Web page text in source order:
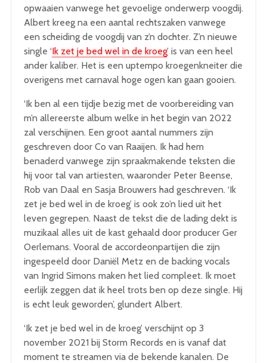
opwaaien vanwege het gevoelige onderwerp voogdij.
Albert kreeg na een aantal rechtszaken vanwege
een scheiding de voogdij van z’n dochter. Z’n nieuwe
single ‘Ik zet je bed wel in de kroeg’ is van een heel
ander kaliber. Het is een uptempo kroegenkneiter die
overigens met carnaval hoge ogen kan gaan gooien.
‘Ik ben al een tijdje bezig met de voorbereiding van
m’n allereerste album welke in het begin van 2022
zal verschijnen. Een groot aantal nummers zijn
geschreven door Co van Raaijen. Ik had hem
benaderd vanwege zijn spraakmakende teksten die
hij voor tal van artiesten, waaronder Peter Beense,
Rob van Daal en Sasja Brouwers had geschreven. ‘Ik
zet je bed wel in de kroeg’ is ook zo’n lied uit het
leven gegrepen. Naast de tekst die de lading dekt is
muzikaal alles uit de kast gehaald door producer Ger
Oerlemans. Vooral de accordeonpartijen die zijn
ingespeeld door Daniël Metz en de backing vocals
van Ingrid Simons maken het lied compleet. Ik moet
eerlijk zeggen dat ik heel trots ben op deze single. Hij
is echt leuk geworden’, glundert Albert.
‘Ik zet je bed wel in de kroeg’ verschijnt op 3
november 2021 bij Storm Records en is vanaf dat
moment te streamen via de bekende kanalen. De